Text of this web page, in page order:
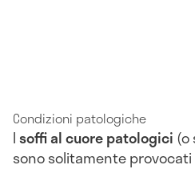
Condizioni patologiche
Isoffi al cuore patologici (o
sono solitamente